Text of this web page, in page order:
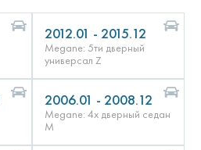
2012.01 - 2015.12
Megane: 5ти дверный
универсал Z
2006.01 - 2008.12
Megane: 4х дверный седан
M